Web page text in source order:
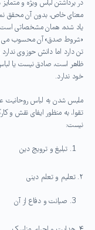
در برداشتن لباس ویژه و
معنای خاص، بدون آن محقق
یاد شده، همان مشخصاتی
«شروط صدق» آن محسوب می
تن دارد اما دانش حوزوی
ظاهر است، صادق نیست یا
خود ندارد.
ملبس شدن به لباس روحانیت
تقوا، به منظور ایفای نقش و
نیست:
تبلیغ و ترویج دین
٢. تعلیم و تعلم دینی
صیانت و دفاع از آن